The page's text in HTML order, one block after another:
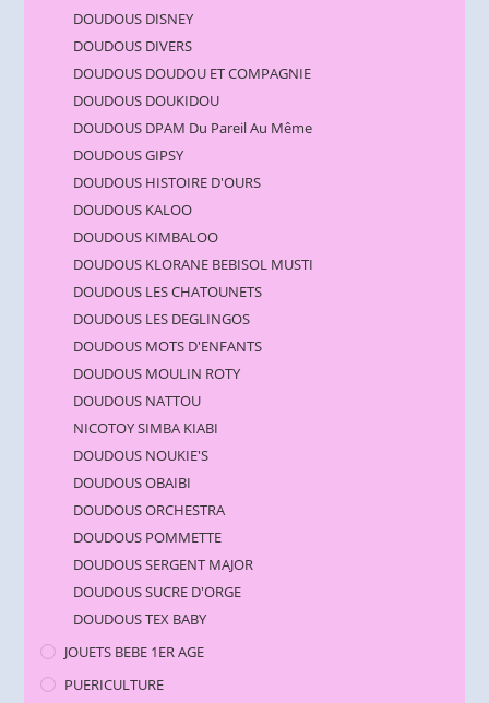
DOUDOUS DISNEY
DOUDOUS DIVERS
DOUDOUS DOUDOU ET COMPAGNIE
DOUDOUS DOUKIDOU
DOUDOUS DPAM Du Pareil Au Même
DOUDOUS GIPSY
DOUDOUS HISTOIRE D'OURS
DOUDOUS KALOO
DOUDOUS KIMBALOO
DOUDOUS KLORANE BEBISOL MUSTI
DOUDOUS LES CHATOUNETS
DOUDOUS LES DEGLINGOS
DOUDOUS MOTS D'ENFANTS
DOUDOUS MOULIN ROTY
DOUDOUS NATTOU
NICOTOY SIMBA KIABI
DOUDOUS NOUKIE'S
DOUDOUS OBAIBI
DOUDOUS ORCHESTRA
DOUDOUS POMMETTE
DOUDOUS SERGENT MAJOR
DOUDOUS SUCRE D'ORGE
DOUDOUS TEX BABY
JOUETS BEBE 1ER AGE
PUERICULTURE